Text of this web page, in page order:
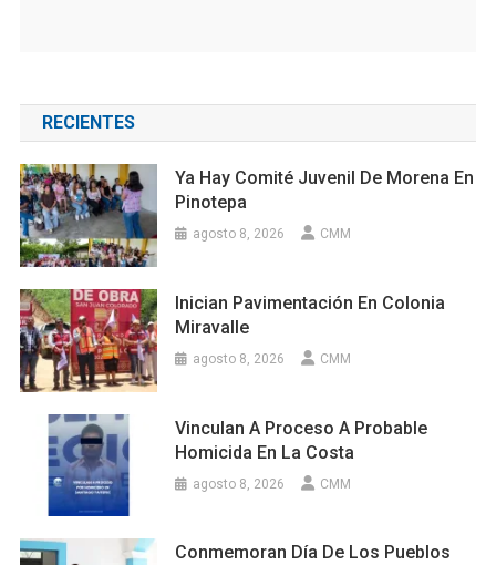
RECIENTES
Ya Hay Comité Juvenil De Morena En
Pinotepa
agosto 8, 2026 CMM
Inician Pavimentación En Colonia
Miravalle
agosto 8, 2026 CMM
Vinculan A Proceso A Probable
Homicida En La Costa
agosto 8, 2026 CMM
Conmemoran Día De Los Pueblos